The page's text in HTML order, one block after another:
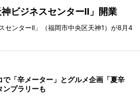
ビジネスセンターII」開業
センターII」（福岡市中央区天神1）が8月4
で「辛メーター」とグルメ企画「夏辛
プラリーも